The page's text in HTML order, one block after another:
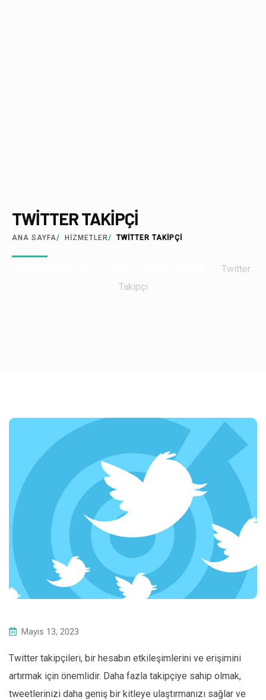
TWITTER TAKIPÇI
ANA SAYFA/ HIZMETLER/ TWİTTER TAKİPÇİ
Twitter
Takipçi
Mayıs 13, 2023
Twitter takipçileri, bir hesabın etkileşimlerini ve erişimini
artırmak için önemlidir. Daha fazla takipçiye sahip olmak,
tweetlerinizi daha geniş bir kitleye ulaştırmanızı sağlar ve